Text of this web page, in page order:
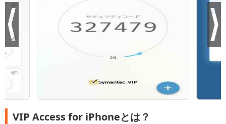
VIP Access for iPhoneとは？